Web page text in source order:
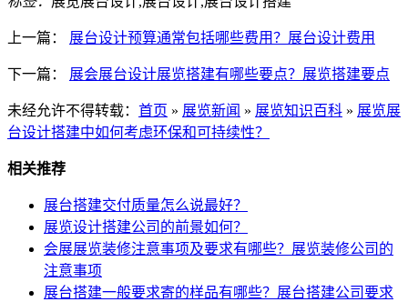
上一篇： 展台设计预算通常包括哪些费用？展台设计费用
下一篇： 展会展台设计展览搭建有哪些要点？展览搭建要点
未经允许不得转载： 首页 » 展览新闻 » 展览知识百科 » 展览展
台设计搭建中如何考虑环保和可持续性？
相关推荐
展台搭建交付质量怎么说最好？
展览设计搭建公司的前景如何？
会展展览装修注意事项及要求有哪些？展览装修公司的
注意事项
展台搭建一般要求寄的样品有哪些？展台搭建公司要求